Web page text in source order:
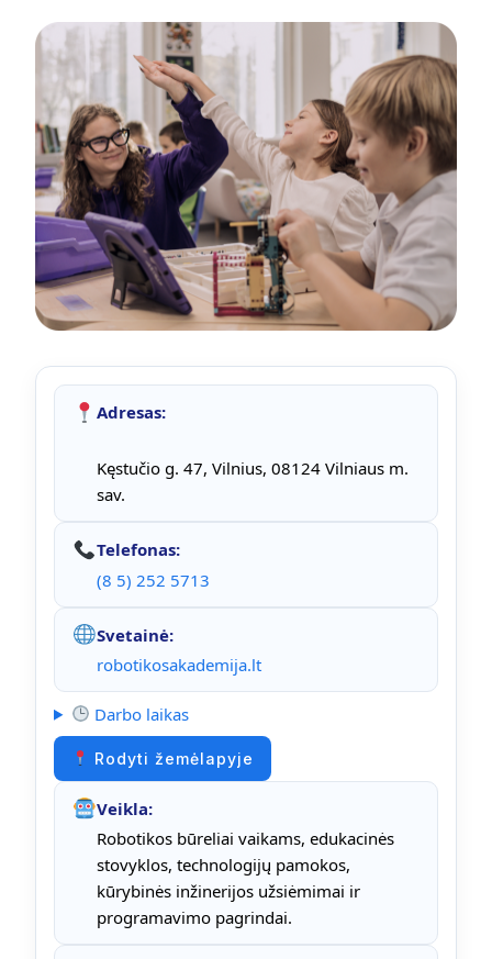
Adresas:
Kęstučio g. 47, Vilnius, 08124 Vilniaus m.
sav.
Telefonas:
(8 5) 252 5713
Svetainė:
robotikosakademija.lt
Darbo laikas
Rodyti žemėlapyje
Veikla:
Robotikos būreliai vaikams, edukacinės
stovyklos, technologijų pamokos,
kūrybinės inžinerijos užsiėmimai ir
programavimo pagrindai.